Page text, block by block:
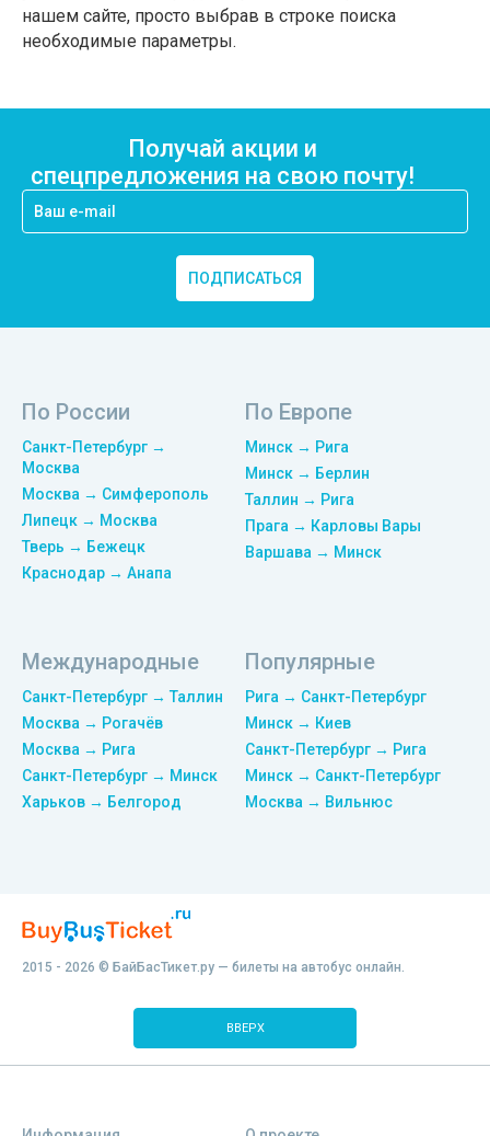
нашем сайте, просто выбрав в строке поиска
необходимые параметры.
Получай акции и
спецпредложения на свою почту!
ПОДПИСАТЬСЯ
По России
Санкт-Петербург →
Москва
Москва → Симферополь
Липецк → Москва
Тверь → Бежецк
Краснодар → Анапа
По Европе
Минск → Рига
Минск → Берлин
Таллин → Рига
Прага → Карловы Вары
Варшава → Минск
Международные
Санкт-Петербург → Таллин
Москва → Рогачёв
Москва → Рига
Санкт-Петербург → Минск
Харьков → Белгород
Популярные
Рига → Санкт-Петербург
Минск → Киев
Санкт-Петербург → Рига
Минск → Санкт-Петербург
Москва → Вильнюс
2015 - 2026 © БайБасТикет.ру — билеты на автобус онлайн.
ВВЕРХ